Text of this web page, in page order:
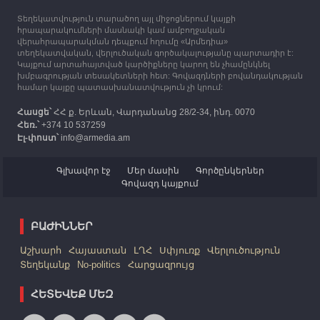
12:25 30.09.2023
Հայաստան է ժամանել բռնի տեղահանված 100
հազար 417 արցախցի
Տեղեկատվություն տարածող այլ միջոցներում կայքի
հրապարակումների մասնակի կամ ամբողջական
վերահրապարակման դեպքում հղումը «Արմեդիա»
տեղեկատվական, վերլուծական գործակալությանը պարտադիր է:
Կայքում արտահայտված կարծիքները կարող են չհամընկնել
խմբագրության տեսակետների հետ: Գովազդների բովանդակության
համար կայքը պատասխանատվություն չի կրում:
Հասցե՝ՀՀ ք. Երևան, Վարդանանց 28/2-34, ինդ. 0070
Հեռ.՝+374 10 537259
Էլ-փոստ՝info@armedia.am
Գլխավոր էջ Մեր մասին
Գործընկերներ
Գովազդ կայքում
ԲԱԺԻՆՆԵՐ
Աշխարհ Հայաստան ԼՂՀ Սփյուռք
Վերլուծություն
Տեղեկանք
No-politics Հարցազրույց
ՀԵՏԵՎԵՔ ՄԵԶ